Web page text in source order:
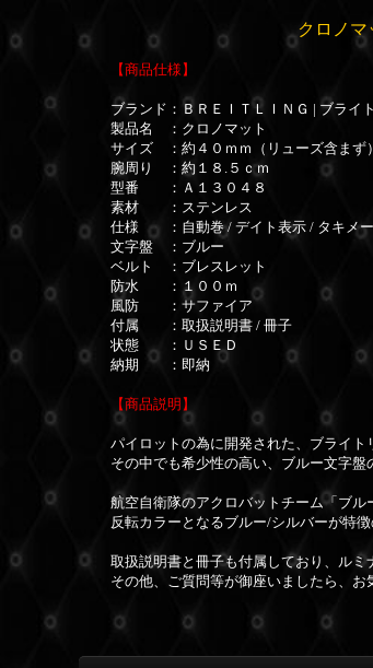
クロノマ
【商品仕様】
ブランド：ＢＲＥＩＴＬＩＮＧ | ブライ
製品名 ：クロノマット
サイズ ：約４０ｍｍ（リューズ含まず）
腕周り ：約１８.５ｃｍ
型番 ：Ａ１３０４８
素材 ：ステンレス
仕様 ：自動巻 / デイト表示 / タキメー
文字盤 ：ブルー
ベルト ：ブレスレット
防水 ：１００ｍ
風防 ：サファイア
付属 ：取扱説明書 / 冊子
状態 ：ＵＳＥＤ
納期 ：即納
【商品説明】
パイロットの為に開発された、ブライト
その中でも希少性の高い、ブルー文字盤
航空自衛隊のアクロバットチーム「ブ
反転カラーとなるブルー/シルバーが特徴
取扱説明書と冊子も付属しており、ルミ
その他、ご質問等が御座いましたら、お